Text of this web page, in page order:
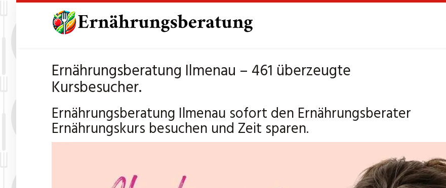
Ernährungsberatung Ilmenau – 461 überzeugte
Kursbesucher.
Ernährungsberatung Ilmenau sofort den Ernährungsberater
Ernährungskurs besuchen und Zeit sparen.